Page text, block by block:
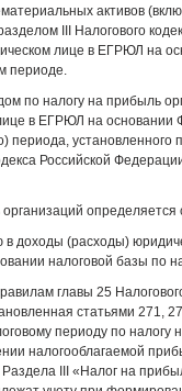
активов
III Налогового
лице в ЕГРЮЛ на
периоде.
по налогу на прибыль
в ЕГРЮЛ на
периода,
Российской
доходы (расходы)
налоговой базы по
главы 25
статьями 271,
периоду по
налогооблагаемой
III «Налог на